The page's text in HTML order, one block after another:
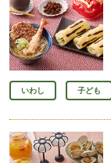
いわし 子ども